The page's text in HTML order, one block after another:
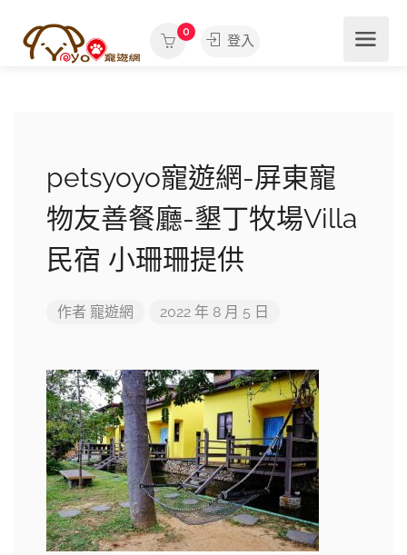
0
登入
petsyoyo寵遊網-屏東寵
物友善餐廳-墾丁牧場Villa
民宿 小珊珊提供
作者 寵遊網 2022 年 8 月 5 日